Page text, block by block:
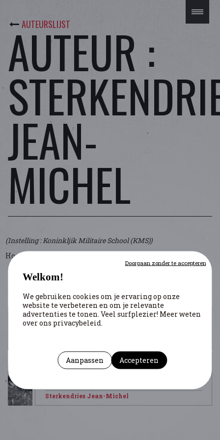
AUTEURSLIJST
AUTEUR :
JEAN-
MICHEL
(Instelling : Koninkljik Militaire School (KMS))
Hoogleraar aan de Koninklijk Militaire School.
ARTIKELS
IERSE BRIGADES
Sterkendries Jean-Michel
Welkom!
We gebruiken cookies om je ervaring op onze
website te verbeteren en om je relevante
advertenties te tonen. Veel surfplezier! Meer weten
over ons privacybeleid.
Aanpassen Accepteren
Doorgaan zonder te accepteren